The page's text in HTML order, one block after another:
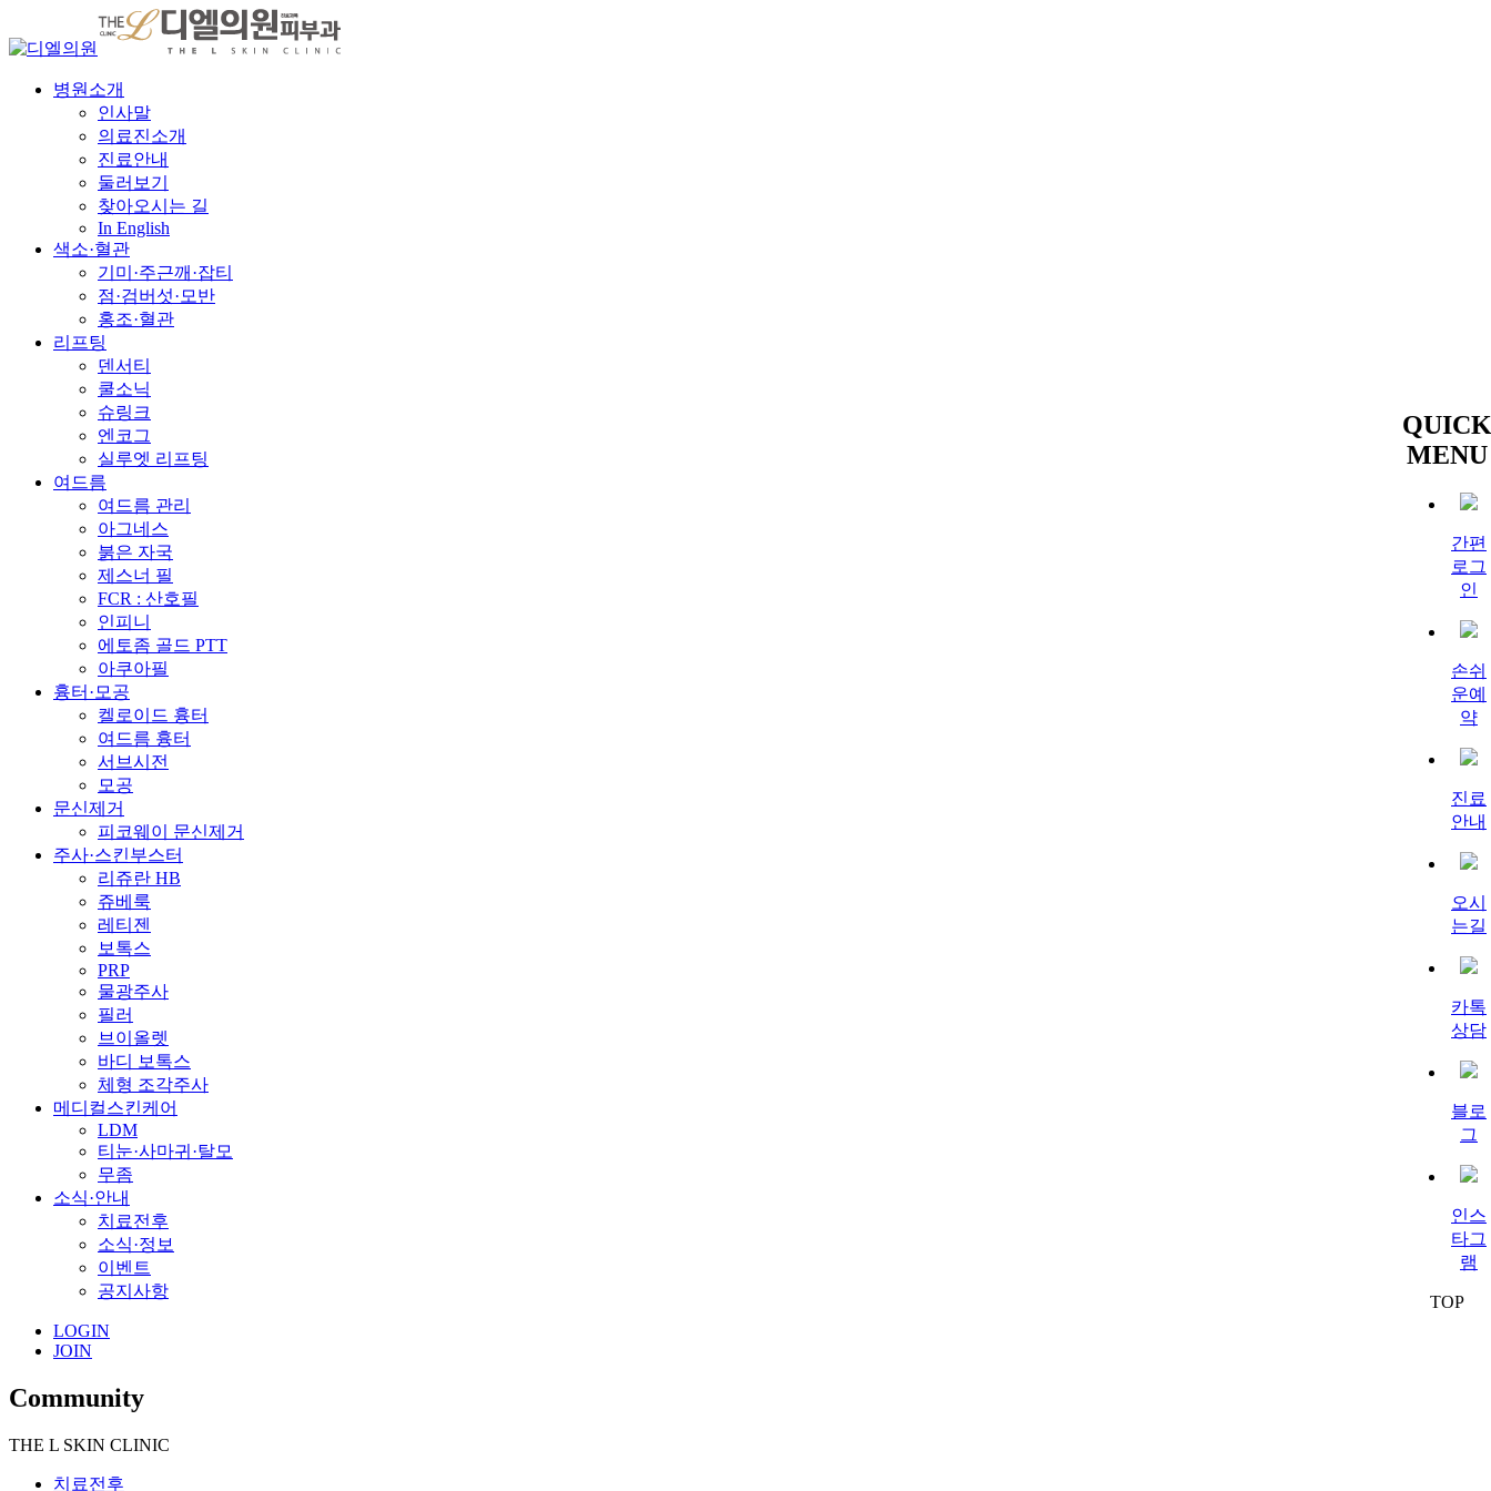
병원소개
인사말
의료진소개
진료안내
둘러보기
찾아오시는 길
In English
색소·혈관
기미·주근깨·잡티
점·검버섯·모반
홍조·혈관
리프팅
덴서티
쿨소닉
슈링크
엔코그
실루엣 리프팅
여드름
여드름 관리
아그네스
붉은 자국
제스너 필
FCR : 산호필
인피니
에토좀 골드 PTT
아쿠아필
흉터·모공
켈로이드 흉터
여드름 흉터
서브시전
모공
문신제거
피코웨이 문신제거
주사·스킨부스터
리쥬란 HB
쥬베룩
레티젠
보톡스
PRP
물광주사
필러
브이올렛
바디 보톡스
체형 조각주사
메디컬스킨케어
LDM
티눈·사마귀·탈모
무좀
소식·안내
치료전후
소식·정보
이벤트
공지사항
LOGIN
JOIN
Community
THE L SKIN CLINIC
치료전후
QUICK
MENU
간편
로그
인
손쉬
운예
약
진료
안내
오시
는길
카톡
상담
블로
그
인스
타그
램
TOP